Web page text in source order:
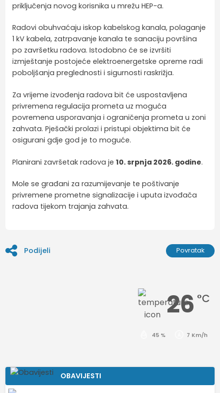
priključenja novog korisnika u mrežu HEP-a.
Radovi obuhvaćaju iskop kabelskog kanala, polaganje
1 kV kabela, zatrpavanje kanala te sanaciju površina
po završetku radova. Istodobno će se izvršiti
izmještanje postojeće elektroenergetske opreme radi
poboljšanja preglednosti i sigurnosti raskrižja.
Za vrijeme izvođenja radova bit će uspostavljena
privremena regulacija prometa uz moguća
povremena usporavanja i ograničenja prometa u zoni
zahvata. Pješački prolazi i pristupi objektima bit će
osigurani gdje god je to moguće.
Planirani završetak radova je10. srpnja 2026. godine.
Mole se građani za razumijevanje te poštivanje
privremene prometne signalizacije i uputa izvođača
radova tijekom trajanja zahvata.
Podijeli Povratak
26 °C
45 % 7 Km/h
OBAVIJESTI